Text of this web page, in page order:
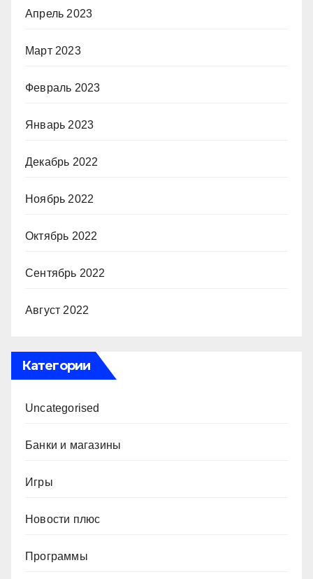
Апрель 2023
Март 2023
Февраль 2023
Январь 2023
Декабрь 2022
Ноябрь 2022
Октябрь 2022
Сентябрь 2022
Август 2022
Категории
Uncategorised
Банки и магазины
Игры
Новости плюс
Программы